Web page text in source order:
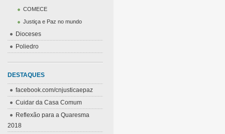
COMECE
Justiça e Paz no mundo
Dioceses
Poliedro
DESTAQUES
facebook.com/cnjusticaepaz
Cuidar da Casa Comum
Reflexão para a Quaresma
2018